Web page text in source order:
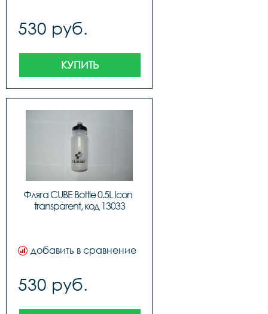
530 руб.
КУПИТЬ
Фляга CUBE Bottle 0.5L Icon
transparent, код 13033
добавить в сравнение
530 руб.